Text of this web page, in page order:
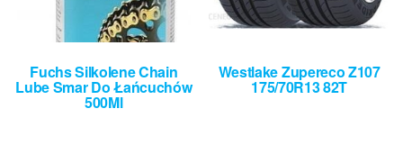
Fuchs Silkolene Chain
Lube Smar Do Łańcuchów
500Ml
Westlake Zupereco Z107
175/70R13 82T